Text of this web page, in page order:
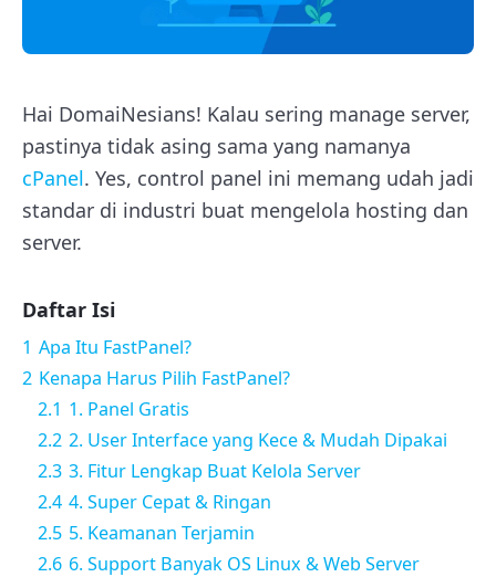
Hai DomaiNesians! Kalau sering manage server,
pastinya tidak asing sama yang namanya
cPanel. Yes, control panel ini memang udah jadi
standar di industri buat mengelola hosting dan
server.
Daftar Isi
1 Apa Itu FastPanel?
2 Kenapa Harus Pilih FastPanel?
2.1 1. Panel Gratis
2.2 2. User Interface yang Kece & Mudah Dipakai
2.3 3. Fitur Lengkap Buat Kelola Server
2.4 4. Super Cepat & Ringan
2.5 5. Keamanan Terjamin
2.6 6. Support Banyak OS Linux & Web Server